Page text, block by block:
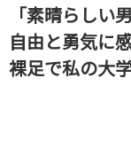
「素晴らしい
自由と勇気に
裸足で私の大